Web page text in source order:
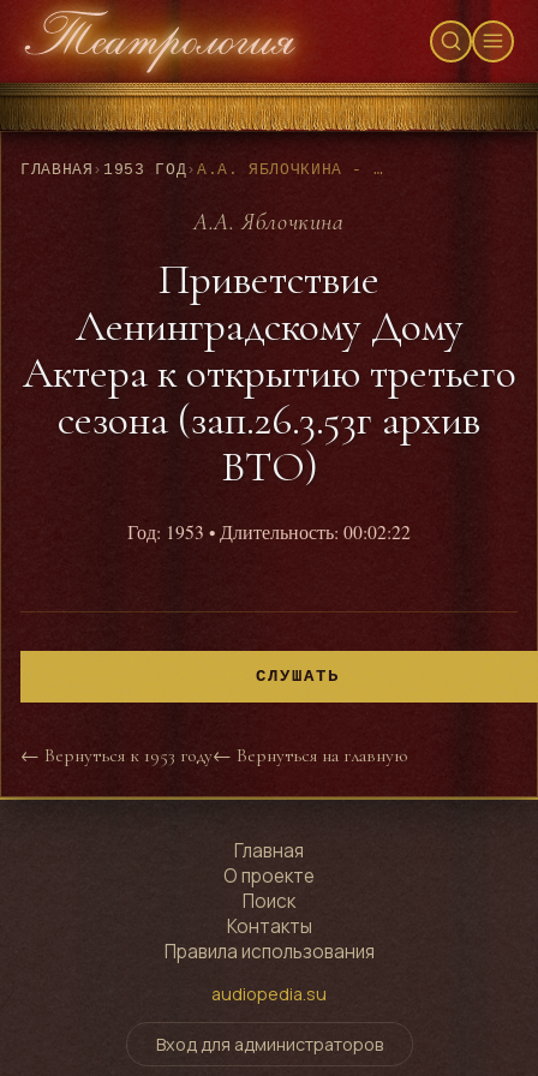
ГЛАВНАЯ › 1953 ГОД› А.А. ЯБЛОЧКИНА - ПРИВЕТСТВИЕ ЛЕНИНГРАДСКОМУ ДОМУ АКТЕРА К ОТКРЫТИЮ ТРЕТЬЕГО СЕЗОНА (ЗАП.26.3.53Г АРХИВ ВТО)
А.А. Яблочкина
Приветствие
Ленинградскому Дому
Актера к открытию третьего
сезона (зап.26.3.53г архив
ВТО)
Год: 1953 • Длительность: 00:02:22
СЛУШАТЬ
← Вернуться к 1953 году← Вернуться на главную
Главная
О проекте
Поиск
Контакты
Правила использования
audiopedia.su
Вход для администраторов